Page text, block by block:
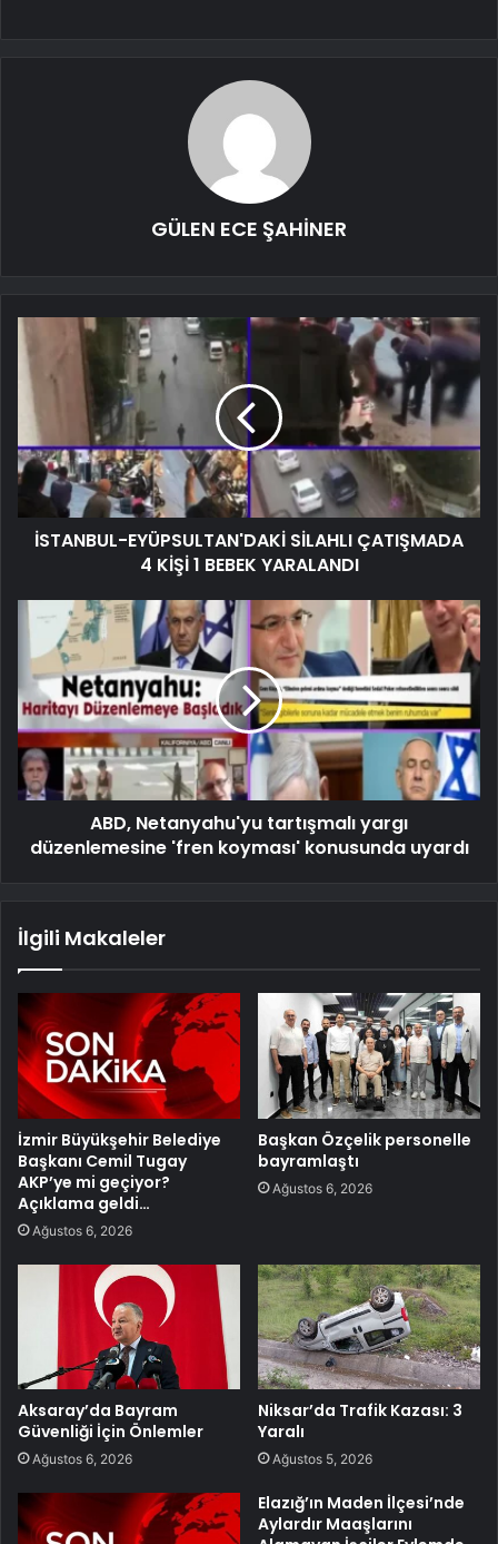
GÜLEN ECE ŞAHİNER
İSTANBUL-EYÜPSULTAN'DAKİ SİLAHLI ÇATIŞMADA
4 KİŞİ 1 BEBEK YARALANDI
ABD, Netanyahu'yu tartışmalı yargı
düzenlemesine 'fren koyması' konusunda uyardı
İlgili Makaleler
İzmir Büyükşehir Belediye
Başkanı Cemil Tugay
AKP’ye mi geçiyor?
Açıklama geldi…
Ağustos 6, 2026
Başkan Özçelik personelle
bayramlaştı
Ağustos 6, 2026
Aksaray’da Bayram
Güvenliği İçin Önlemler
Ağustos 6, 2026
Niksar’da Trafik Kazası: 3
Yaralı
Ağustos 5, 2026
Elazığ’ın Maden İlçesi’nde
Aylardır Maaşlarını